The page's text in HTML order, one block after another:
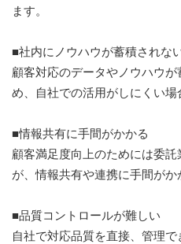
ます。
■社内にノウハウが蓄積されな
顧客対応のデータやノウハウ
め、自社での活用がしにくい場
■情報共有に手間がかかる
顧客満足度向上のためには委
が、情報共有や連携に手間がか
■品質コントロールが難しい
自社で対応品質を直接、管理